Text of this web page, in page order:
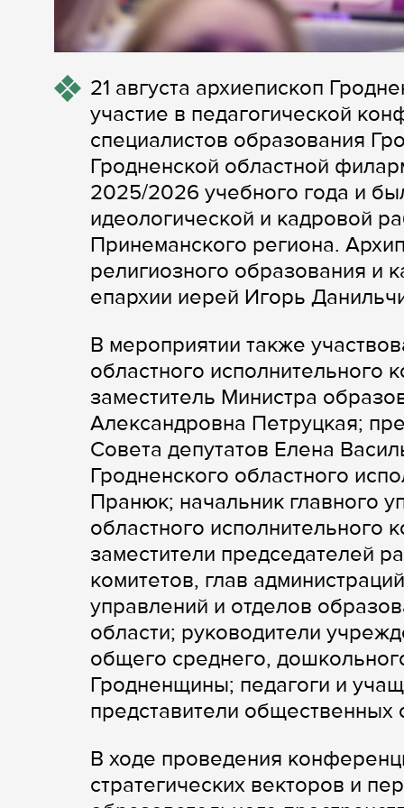
21 августа архиепископ
участие в педагогической
специалистов образования
Гродненской областной
2025/2026 учебного года и
идеологической и кадровой
Принеманского региона.
религиозного образования и
епархии иерей Игорь
В мероприятии также
областного
заместитель Министра
Александровна Петруцкая;
Совета депутатов Елена
Гродненского областного
Пранюк; начальник главного
областного исполнительного
заместители председателей
комитетов, глав
управлений и отделов
области; руководители
общего среднего,
Гродненщины; педагоги и
представители общественных
В ходе проведения
стратегических векторов и